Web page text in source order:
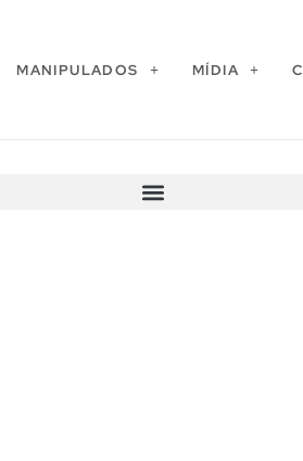
MANIPULADOS MÍDIA